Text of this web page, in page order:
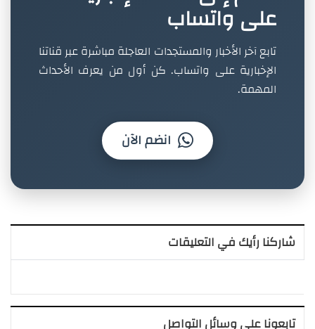
على واتساب
تابع آخر الأخبار والمستجدات العاجلة مباشرة عبر قناتنا
الإخبارية على واتساب. كن أول من يعرف الأحداث
المهمة.
انضم الآن
شاركنا رأيك في التعليقات
تابعونا على وسائل التواصل